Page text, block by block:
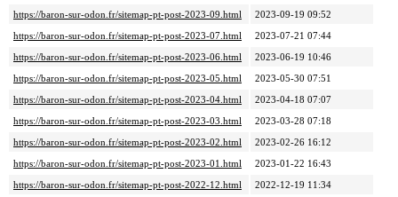
https://baron-sur-odon.fr/sitemap-pt-post-2023-09.html
2023-09-19 09:52
https://baron-sur-odon.fr/sitemap-pt-post-2023-07.html
2023-07-21 07:44
https://baron-sur-odon.fr/sitemap-pt-post-2023-06.html
2023-06-19 10:46
https://baron-sur-odon.fr/sitemap-pt-post-2023-05.html
2023-05-30 07:51
https://baron-sur-odon.fr/sitemap-pt-post-2023-04.html
2023-04-18 07:07
https://baron-sur-odon.fr/sitemap-pt-post-2023-03.html
2023-03-28 07:18
https://baron-sur-odon.fr/sitemap-pt-post-2023-02.html
2023-02-26 16:12
https://baron-sur-odon.fr/sitemap-pt-post-2023-01.html
2023-01-22 16:43
https://baron-sur-odon.fr/sitemap-pt-post-2022-12.html
2022-12-19 11:34